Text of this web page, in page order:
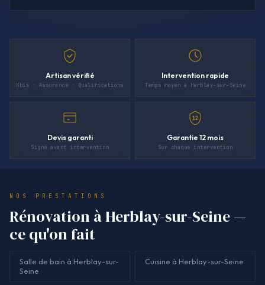
Artisan vérifié
Kbis · Assurance · Qualifications
Intervention rapide
Temps moyen à Herblay-sur-Seine
Devis garanti
Signé avant intervention
12
Garantie 12 mois
Sur chaque intervention
NOS PRESTATIONS
Rénovation à Herblay-sur-Seine —
ce qu'on fait
Salle de bain à Herblay-sur-
Seine
Cuisine à Herblay-sur-Seine